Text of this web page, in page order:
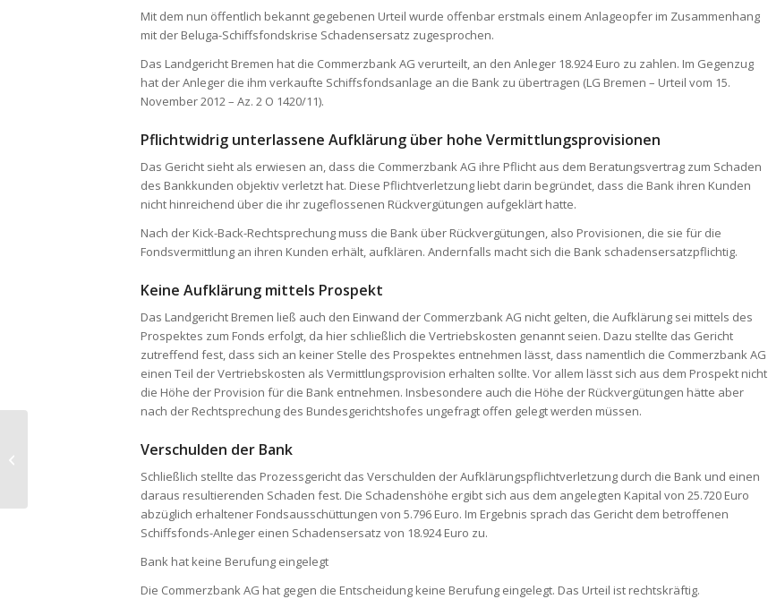
Mit dem nun öffentlich bekannt gegebenen Urteil wurde offenbar erstmals einem Anlageopfer im Zusammenhang
mit der Beluga-Schiffsfondskrise Schadensersatz zugesprochen.
Das Landgericht Bremen hat die Commerzbank AG verurteilt, an den Anleger 18.924 Euro zu zahlen. Im Gegenzug
hat der Anleger die ihm verkaufte Schiffsfondsanlage an die Bank zu übertragen (LG Bremen – Urteil vom 15.
November 2012 – Az. 2 O 1420/11).
Pflichtwidrig unterlassene Aufklärung über hohe Vermittlungsprovisionen
Das Gericht sieht als erwiesen an, dass die Commerzbank AG ihre Pflicht aus dem Beratungsvertrag zum Schaden
des Bankkunden objektiv verletzt hat. Diese Pflichtverletzung liebt darin begründet, dass die Bank ihren Kunden
nicht hinreichend über die ihr zugeflossenen Rückvergütungen aufgeklärt hatte.
Nach der Kick-Back-Rechtsprechung muss die Bank über Rückvergütungen, also Provisionen, die sie für die
Fondsvermittlung an ihren Kunden erhält, aufklären. Andernfalls macht sich die Bank schadensersatzpflichtig.
Keine Aufklärung mittels Prospekt
Das Landgericht Bremen ließ auch den Einwand der Commerzbank AG nicht gelten, die Aufklärung sei mittels des
Prospektes zum Fonds erfolgt, da hier schließlich die Vertriebskosten genannt seien. Dazu stellte das Gericht
zutreffend fest, dass sich an keiner Stelle des Prospektes entnehmen lässt, dass namentlich die Commerzbank AG
einen Teil der Vertriebskosten als Vermittlungsprovision erhalten sollte. Vor allem lässt sich aus dem Prospekt nicht
die Höhe der Provision für die Bank entnehmen. Insbesondere auch die Höhe der Rückvergütungen hätte aber
nach der Rechtsprechung des Bundesgerichtshofes ungefragt offen gelegt werden müssen.
Verschulden der Bank
Schließlich stellte das Prozessgericht das Verschulden der Aufklärungspflichtverletzung durch die Bank und einen
daraus resultierenden Schaden fest. Die Schadenshöhe ergibt sich aus dem angelegten Kapital von 25.720 Euro
abzüglich erhaltener Fondsausschüttungen von 5.796 Euro. Im Ergebnis sprach das Gericht dem betroffenen
Schiffsfonds-Anleger einen Schadensersatz von 18.924 Euro zu.
Bank hat keine Berufung eingelegt
Die Commerzbank AG hat gegen die Entscheidung keine Berufung eingelegt. Das Urteil ist rechtskräftig.
zusätz­li­che Kom­pen­
sa­tion für Min­der­heits­